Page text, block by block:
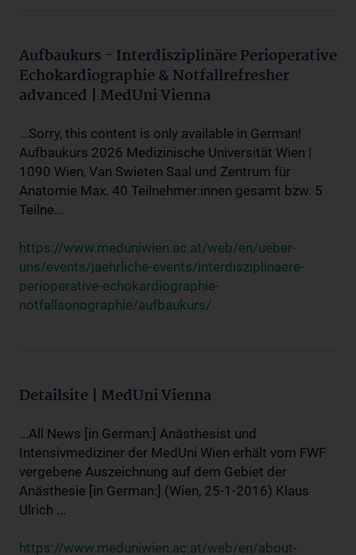
Aufbaukurs - Interdisziplinäre Perioperative
Echokardiographie & Notfallrefresher
advanced | MedUni Vienna
...Sorry, this content is only available in German!
Aufbaukurs 2026 Medizinische Universität Wien |
1090 Wien, Van Swieten Saal und Zentrum für
Anatomie Max. 40 Teilnehmer:innen gesamt bzw. 5
Teilne...
https://www.meduniwien.ac.at/web/en/ueber-
uns/events/jaehrliche-events/interdisziplinaere-
perioperative-echokardiographie-
notfallsonographie/aufbaukurs/
Detailsite | MedUni Vienna
...All News [in German:] Anästhesist und
Intensivmediziner der MedUni Wien erhält vom FWF
vergebene Auszeichnung auf dem Gebiet der
Anästhesie [in German:] (Wien, 25-1-2016) Klaus
Ulrich ...
https://www.meduniwien.ac.at/web/en/about-